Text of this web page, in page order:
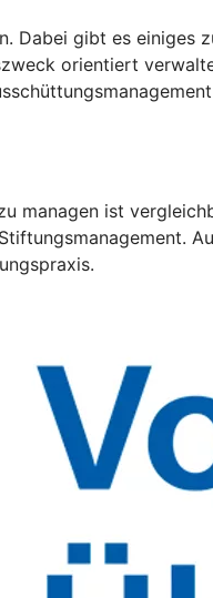
Dabei gibt es
orientiert
ist